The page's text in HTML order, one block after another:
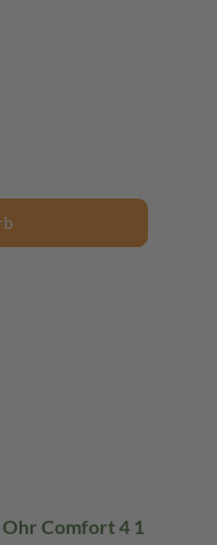
Comfort 4 1